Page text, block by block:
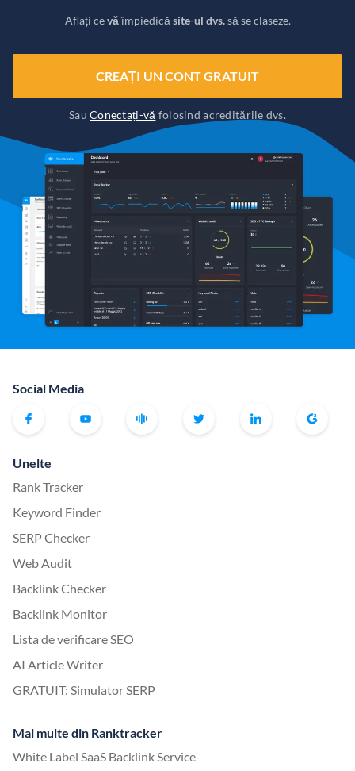
Aflați cevăîmpiedică site-ul dvs.să se claseze.
CREAȚI UN CONT GRATUIT
SauConectați-vă folosind acreditările dvs.
Social Media
Unelte
Rank Tracker
Keyword Finder
SERP Checker
Web Audit
Backlink Checker
Backlink Monitor
Lista de verificare SEO
AI Article Writer
GRATUIT: Simulator SERP
Mai multe din Ranktracker
White Label SaaS Backlink Service